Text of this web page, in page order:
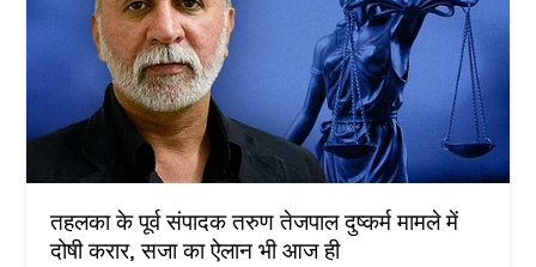
तहलका के पूर्व संपादक तरुण तेजपाल दुष्कर्म मामले में
दोषी करार, सजा का ऐलान भी आज ही